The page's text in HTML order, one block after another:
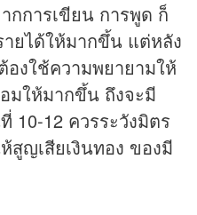
กการเขียน การพูด ก็
ยได้ให้มากขึ้น แต่หลัง
งใช้ความพยายามให้
มให้มากขึ้น ถึงจะมี
10-12 ควรระวังมิตร
สูญเสียเงินทอง ของมี